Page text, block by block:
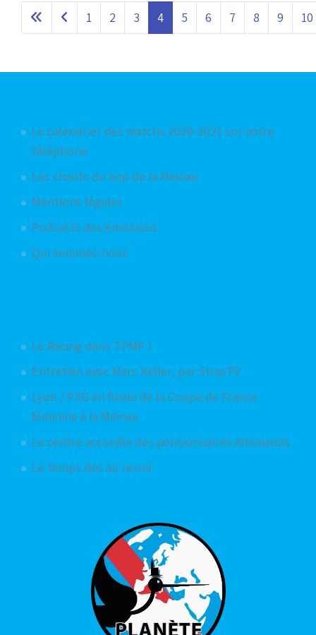
1 2 3 4 5 6 7 8 9 10
Le calendrier des matchs 2020-2021 sur votre
téléphone
Les chants du kop de la Meinau
Mentions légales
Podcasts des émissions
Qui sommes-nous
Le Racing dans TPMP !
Entretien avec Marc Keller, par StrasTV
Lyon / PSG en finale de la Coupe de France
féminine à la Meinau
Le centre accueille des pensionnaires Allemands
Le temps des au revoir